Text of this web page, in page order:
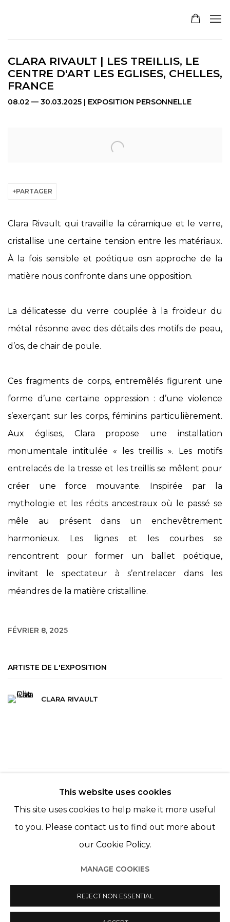
CLARA RIVAULT | LES TREILLIS, LE
CENTRE D'ART LES EGLISES, CHELLES,
FRANCE
08.02 — 30.03.2025 | EXPOSITION PERSONNELLE
PARTAGER
Clara Rivault qui travaille la céramique et le verre,
cristallise une certaine tension entre les matériaux.
À la fois sensible et poétique osn approche de la
matière nous confronte dans une opposition.
La délicatesse du verre couplée à la froideur du
métal résonne avec des détails des motifs de peau,
d’os, de chair de poule.
Ces fragments de corps, entremêlés figurent une
forme d’une certaine oppression : d’une violence
s’exerçant sur les corps, féminins particulièrement.
Aux églises, Clara propose une installation
monumentale intitulée « les treillis ». Les motifs
entrelacés de la tresse et les treillis se mêlent pour
créer une force mouvante. Inspirée par la
mythologie et les récits ancestraux où le passé se
mêle au présent dans un enchevêtrement
harmonieux. Les lignes et les courbes se
rencontrent pour former un ballet poétique,
invitant le spectateur à s’entrelacer dans les
méandres de la matière cristalline.
FÉVRIER 8, 2025
ARTISTE DE L'EXPOSITION
CLARA RIVAULT
RETOUR
© 2022 LES FILLES DU CALVAIRE SITE BY ARTLOGIC
This website uses cookies
This site uses cookies to help make it more useful
to you. Please contact us to find out more about
our Cookie Policy.
MANAGE COOKIES
REJECT NON ESSENTIAL